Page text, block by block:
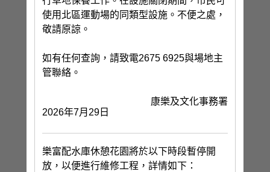
使用北區運動場的同類型設施。不便之處，
敬請原諒。
如有任何查詢，請致電2675 6925與場地主
管聯絡。
康樂及文化事務署
2026年7月29日
樂富配水庫休憩花園將於以下時段暫停開
放，以便進行維修工程，詳情如下：